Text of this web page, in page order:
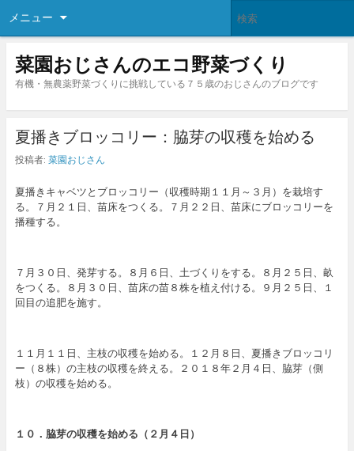
メニュー
菜園おじさんのエコ野菜づくり
有機・無農薬野菜づくりに挑戦している７５歳のおじさんのブログです
夏播きブロッコリー：脇芽の収穫を始める
投稿者: 菜園おじさん
夏播きキャベツとブロッコリー（収穫時期１１月～３月）を栽培す
る。７月２１日、苗床をつくる。７月２２日、苗床にブロッコリーを
播種する。
７月３０日、発芽する。８月６日、土づくりをする。８月２５日、畝
をつくる。８月３０日、苗床の苗８株を植え付ける。９月２５日、１
回目の追肥を施す。
１１月１１日、主枝の収穫を始める。１２月８日、夏播きブロッコリ
ー（８株）の主枝の収穫を終える。２０１８年２月４日、脇芽（側
枝）の収穫を始める。
１０．脇芽の収穫を始める（２月４日）